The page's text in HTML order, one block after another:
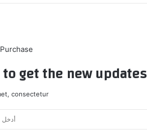
get the new updates!
consectetur.